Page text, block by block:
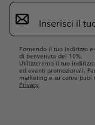
Iscrizione
e-
mail
Fornendo il tuo indirizzo
di benvenuto del 10%.
Utilizzeremo il tuo
ed eventi promozionali.
marketing e su come puoi
Privacy.